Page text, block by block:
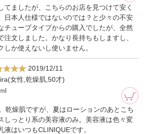
てましたが、こちらのお店を見つけて安く
日本人仕様ではないのでは？と少々の不安
チューブタイプからの購入でしたが、全然
注文しました。かなり長持ちもしますし、
か使えないし使いません。
2019/12/11
女性,乾燥肌,50才)
乾燥肌ですが、夏はローションのあとこち
しっとり系の美容液のみ。美容液は色々変
液はいつもCLINIQUEです。